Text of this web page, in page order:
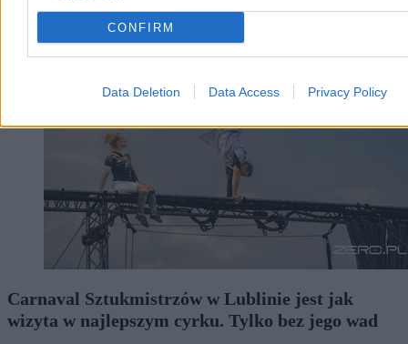
CONFIRM
Data Deletion Data Access Privacy Policy
Kultura
Carnaval Sztukmistrzów w Lublinie jest jak
wizyta w najlepszym cyrku. Tylko bez jego wad